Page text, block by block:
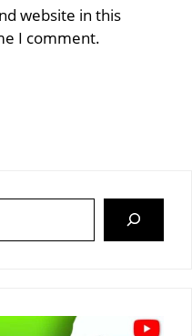
website in this
I comment.